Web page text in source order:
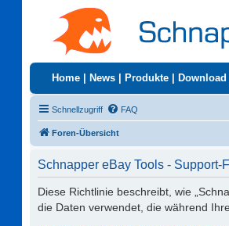
Home News Produkte Download
Schnellzugriff FAQ
Foren-Übersicht
Schnapper eBay Tools - Support-
Diese Richtlinie beschreibt, wie
die Daten verwendet, die während